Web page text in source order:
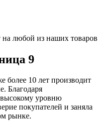
любой из наших товаров
9
более 10 лет производит
Благодаря
уровню
покупателей и заняла
рынке.